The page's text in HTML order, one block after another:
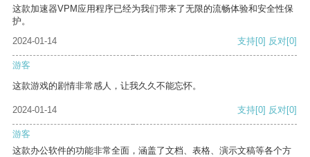
这款加速器VPM应用程序已经为我们带来了无限的流畅体验和安全性保
护。
2024-01-14
支持[0] 反对[0]
游客
这款游戏的剧情非常感人，让我久久不能忘怀。
2024-01-14 支持[0] 反对[0]
游客
这款办公软件的功能非常全面，涵盖了文档、表格、演示文稿等各个方